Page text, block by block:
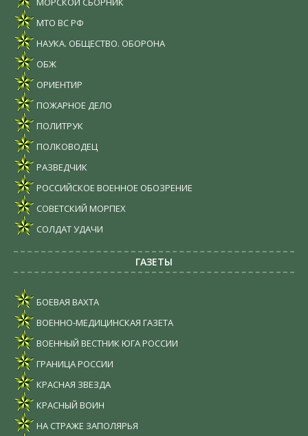
МТО ВС РФ
НАУКА. ОБЩЕСТВО. ОБОРОНА
ОБЖ
ОРИЕНТИР
ПОЖАРНОЕ ДЕЛО
ПОЛИТРУК
ПОЛКОВОДЕЦ
РАЗВЕДЧИК
РОССИЙСКОЕ ВОЕННОЕ ОБОЗРЕНИЕ
СОВЕТСКИЙ МОРПЕХ
СОЛДАТ УДАЧИ
ГАЗЕТЫ
БОЕВАЯ ВАХТА
ВОЕННО-МЕДИЦИНСКАЯ ГАЗЕТА
ВОЕННЫЙ ВЕСТНИК ЮГА РОССИИ
ГРАНИЦА РОССИИ
КРАСНАЯ ЗВЕЗДА
КРАСНЫЙ ВОИН
НА СТРАЖЕ ЗАПОЛЯРЬЯ